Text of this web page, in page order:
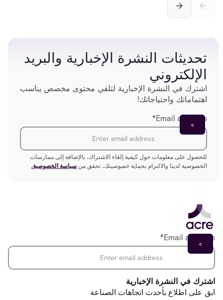
command doors and devices from a single
تحديثات النشرة الإخبارية والبريد
الإلكتروني
اشترك في النشرة الإخبارية لتلقي محتوى مخصص يناسب
اهتماماتك واحتياجاتك!
Email address
*
للحصول على معلومات حول كيفية إلغاء الاشتراك، بالإضافة إلى ممارسات
الخصوصية لدينا والالتزام بحماية خصوصيتك، تحقق من سياسة الخصوصية.
اشترك في النشرة الإخبارية
ابق على اطلاع بأحدث اتجاهات الصناعة
Email address
*